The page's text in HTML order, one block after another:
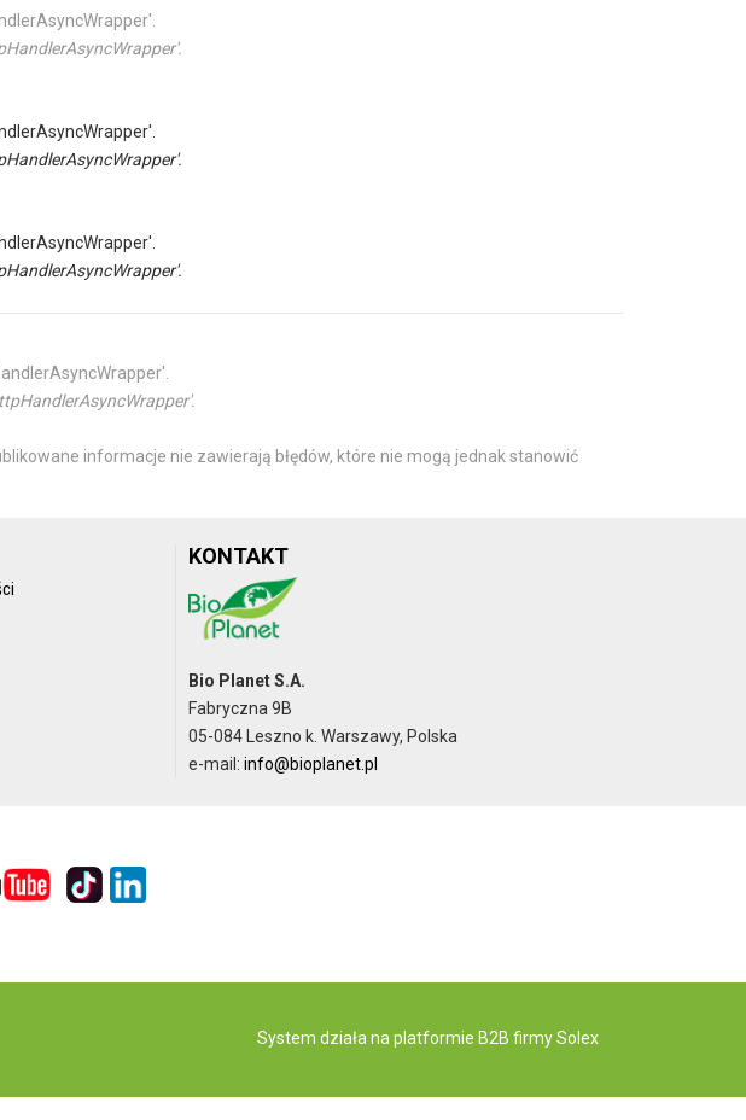
informacje nie zawierają błędów, które nie mogą jednak stanowić
KONTAKT
Bio Planet S.A.
Fabryczna 9B
05-084 Leszno k. Warszawy, Polska
e-mail:info@bioplanet.pl
System działa na platformie B2B firmy Solex